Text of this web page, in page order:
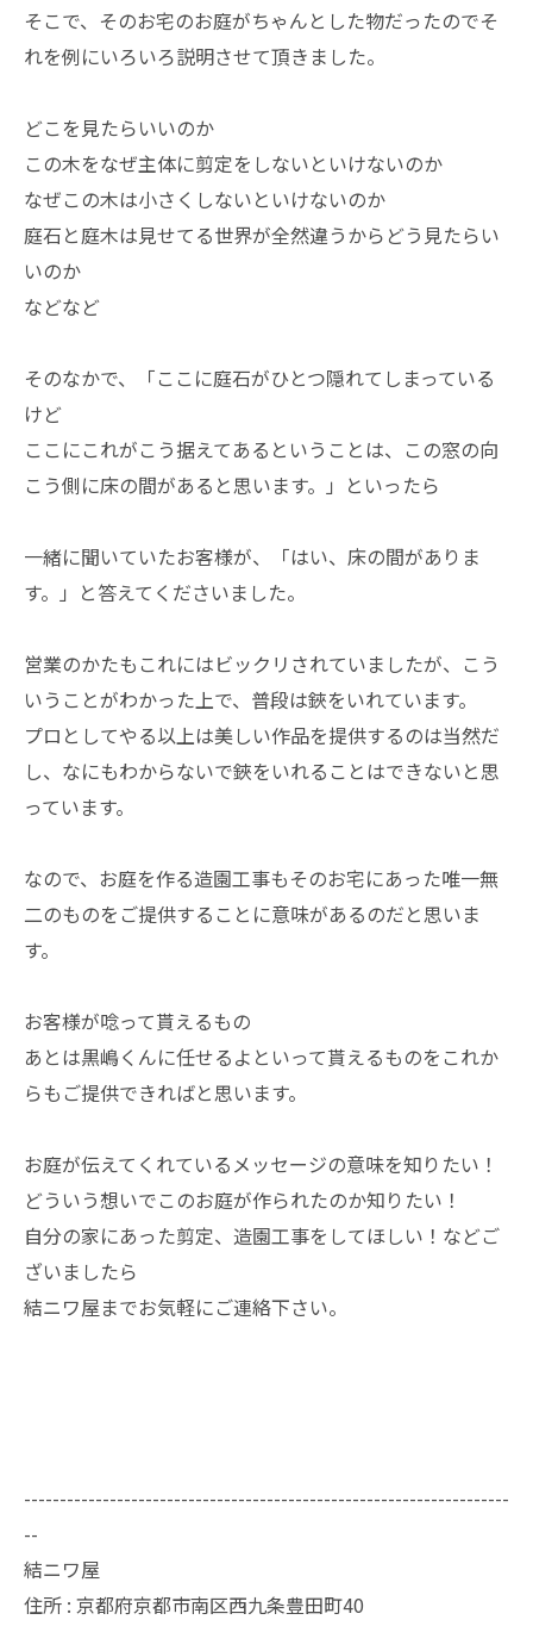
そこで、そのお宅のお庭がちゃんとした物だったのでそ
れを例にいろいろ説明させて頂きました。
どこを見たらいいのか
この木をなぜ主体に剪定をしないといけないのか
なぜこの木は小さくしないといけないのか
庭石と庭木は見せてる世界が全然違うからどう見たらい
いのか
などなど
そのなかで、「ここに庭石がひとつ隠れてしまっている
けど
ここにこれがこう据えてあるということは、この窓の向
こう側に床の間があると思います。」といったら
一緒に聞いていたお客様が、「はい、床の間がありま
す。」と答えてくださいました。
営業のかたもこれにはビックリされていましたが、こう
いうことがわかった上で、普段は鋏をいれています。
プロとしてやる以上は美しい作品を提供するのは当然だ
し、なにもわからないで鋏をいれることはできないと思
っています。
なので、お庭を作る造園工事もそのお宅にあった唯一無
二のものをご提供することに意味があるのだと思いま
す。
お客様が唸って貰えるもの
あとは黒嶋くんに任せるよといって貰えるものをこれか
らもご提供できればと思います。
お庭が伝えてくれているメッセージの意味を知りたい！
どういう想いでこのお庭が作られたのか知りたい！
自分の家にあった剪定、造園工事をしてほしい！などご
ざいましたら
結ニワ屋までお気軽にご連絡下さい。
--------------------------------------------------------------------
--
結ニワ屋
住所 : 京都府京都市南区西九条豊田町40